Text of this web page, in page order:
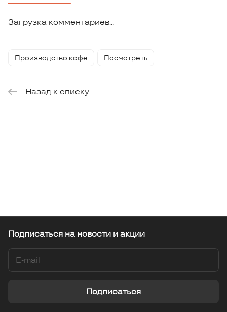
Загрузка комментариев...
Производство кофе Посмотреть
Назад к списку
Подписаться на новости и акции
Подписаться